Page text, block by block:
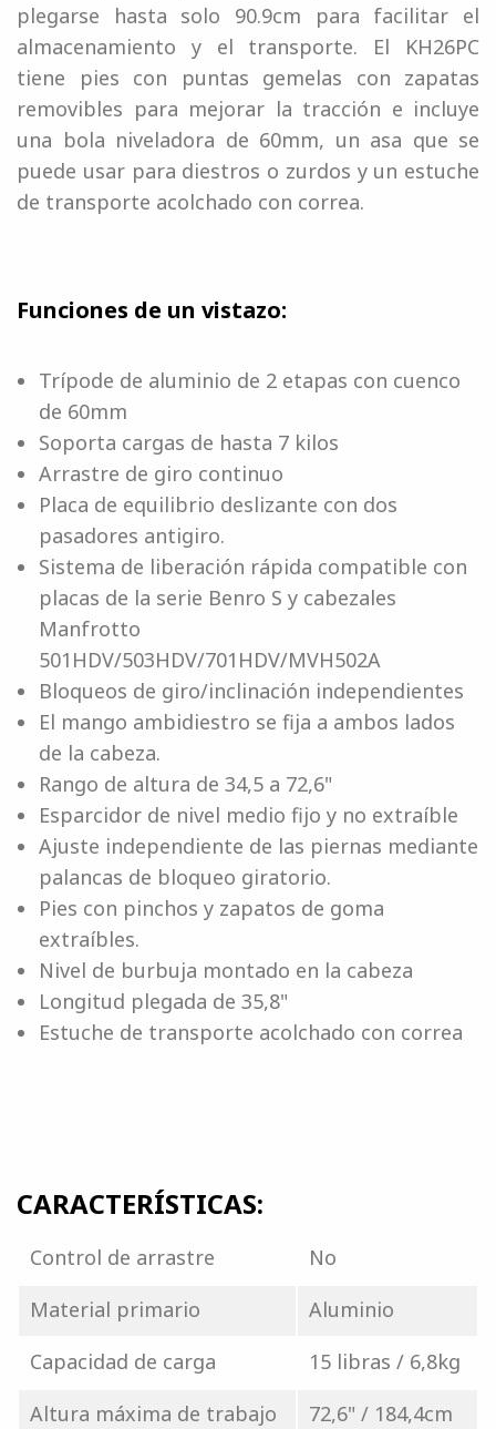
plegarse hasta solo 90.9cm para facilitar el
almacenamiento y el transporte. El KH26PC
tiene pies con puntas gemelas con zapatas
removibles para mejorar la tracción e incluye
una bola niveladora de 60mm, un asa que se
puede usar para diestros o zurdos y un estuche
de transporte acolchado con correa.
Funciones de un vistazo:
Trípode de aluminio de 2 etapas con cuenco
de 60mm
Soporta cargas de hasta 7 kilos
Arrastre de giro continuo
Placa de equilibrio deslizante con dos
pasadores antigiro.
Sistema de liberación rápida compatible con
placas de la serie Benro S y cabezales
Manfrotto
501HDV/503HDV/701HDV/MVH502A
Bloqueos de giro/inclinación independientes
El mango ambidiestro se fija a ambos lados
de la cabeza.
Rango de altura de 34,5 a 72,6"
Esparcidor de nivel medio fijo y no extraíble
Ajuste independiente de las piernas mediante
palancas de bloqueo giratorio.
Pies con pinchos y zapatos de goma
extraíbles.
Nivel de burbuja montado en la cabeza
Longitud plegada de 35,8"
Estuche de transporte acolchado con correa
CARACTERÍSTICAS:
Control de arrastre
No
Material primario
Aluminio
Capacidad de carga
15 libras / 6,8kg
Altura máxima de trabajo
72,6" / 184,4cm